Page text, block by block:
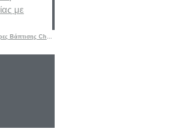
Χειροποίητες Μπομπονιέρες Βάπτισης Cherry – Μεταλλική Εικονίτσα Παναγίας με Γυάλινη Βάση